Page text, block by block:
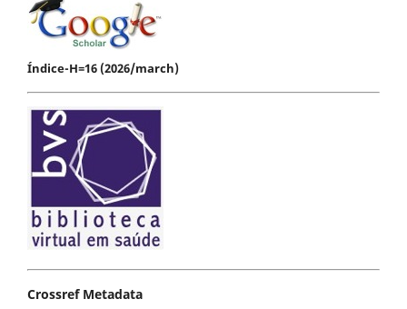
Índice-H=16 (2026/march)
Crossref Metadata